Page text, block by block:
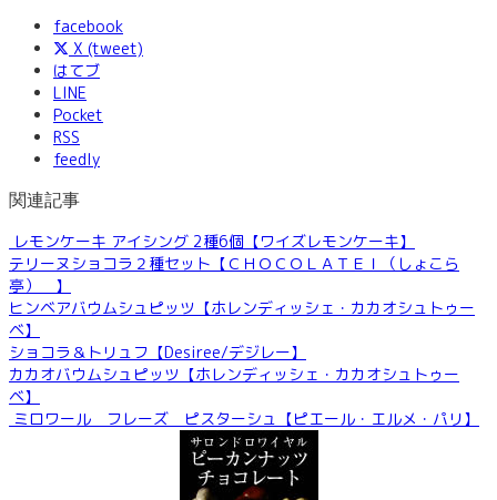
facebook
X (tweet)
はてブ
LINE
Pocket
RSS
feedly
関連記事
レモンケーキ アイシング 2種6個【ワイズレモンケーキ】
テリーヌショコラ２種セット【ＣＨＯＣＯＬＡＴＥＩ（しょこら
亭） 】
ヒンベアバウムシュピッツ【ホレンディッシェ・カカオシュトゥー
ベ】
ショコラ＆トリュフ【Desiree/デジレー】
カカオバウムシュピッツ【ホレンディッシェ・カカオシュトゥー
ベ】
ミロワール フレーズ ピスターシュ【ピエール・エルメ・パリ】